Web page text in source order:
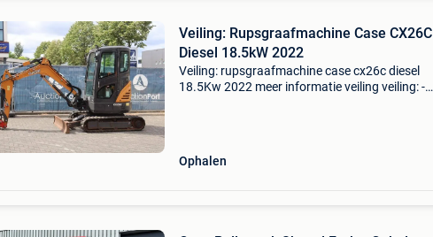
Veiling: Rupsgraafmachine Case CX26C
Diesel 18.5kW 2022
Veiling: rupsgraafmachine case cx26c diesel
18.5Kw 2022 meer informatie veiling veiling: -
Ophalen